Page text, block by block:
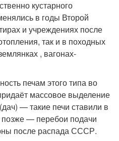
кустарного
в годы Второй
и учреждениях после
так и в походных
, вагонах-
печам этого типа во
массовое выделение
— такие печи ставили в
— перебои подачи
после распада СССР.